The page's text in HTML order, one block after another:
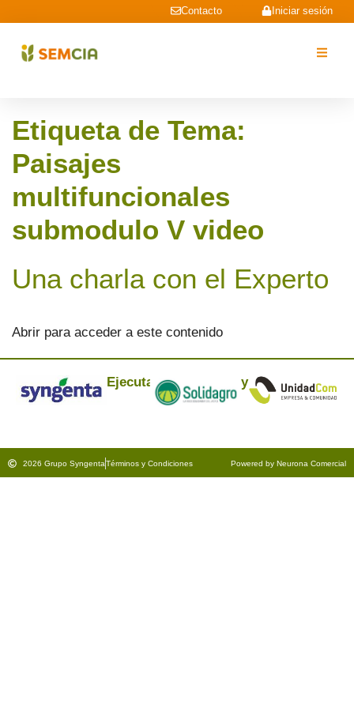
Iniciar sesión
Contacto
Etiqueta de Tema:
Paisajes
multifuncionales
submodulo V video
Una charla con el Experto
Abrir para acceder a este contenido
Ejecuta: y
2026 Grupo SyngentaTérminos y Condiciones Powered by Neurona Comercial